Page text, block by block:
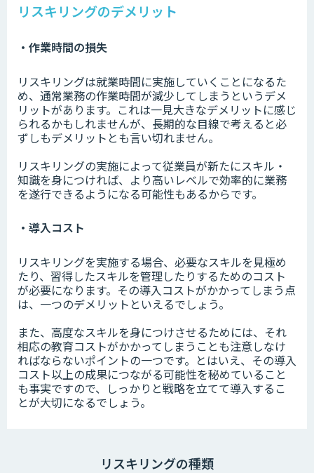
リスキリングのデメリット
・作業時間の損失
リスキリングは就業時間に実施していくことになるた
め、通常業務の作業時間が減少してしまうというデメ
リットがあります。これは一見大きなデメリットに感じ
られるかもしれませんが、長期的な目線で考えると必
ずしもデメリットとも言い切れません。
リスキリングの実施によって従業員が新たにスキル・
知識を身につければ、より高いレベルで効率的に業務
を遂行できるようになる可能性もあるからです。
・導入コスト
リスキリングを実施する場合、必要なスキルを見極め
たり、習得したスキルを管理したりするためのコスト
が必要になります。その導入コストがかかってしまう点
は、一つのデメリットといえるでしょう。
また、高度なスキルを身につけさせるためには、それ
相応の教育コストがかかってしまうことも注意しなけ
ればならないポイントの一つです。とはいえ、その導入
コスト以上の成果につながる可能性を秘めていること
も事実ですので、しっかりと戦略を立てて導入するこ
とが大切になるでしょう。
リスキリングの種類